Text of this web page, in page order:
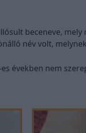
beceneve,
név volt,
években nem